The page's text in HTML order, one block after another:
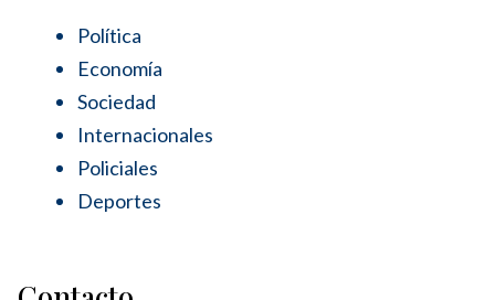
Política
Economía
Sociedad
Internacionales
Policiales
Deportes